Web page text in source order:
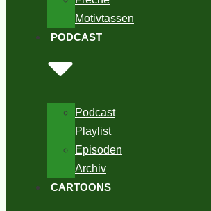
Motivtassen
PODCAST
Podcast
Playlist
Episoden
Archiv
CARTOONS